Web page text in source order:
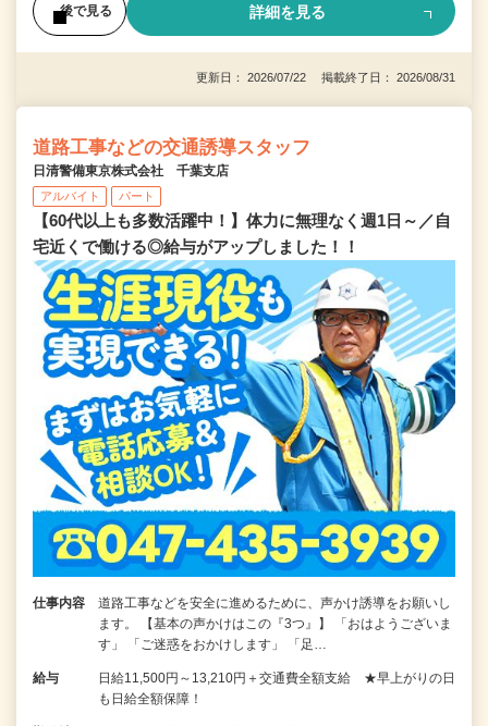
後で見る 詳細を見る
更新日： 2026/07/22 掲載終了日： 2026/08/31
道路工事などの交通誘導スタッフ
日清警備東京株式会社 千葉支店
アルバイト パート
【60代以上も多数活躍中！】体力に無理なく週1日～／自
宅近くで働ける◎給与がアップしました！！
仕事内容
道路工事などを安全に進めるために、声かけ誘導をお願いし
ます。 【基本の声かけはこの『3つ』】 「おはようございま
す」 「ご迷惑をおかけします」 「足…
給与
日給11,500円～13,210円＋交通費全額支給 ★早上がりの日
も日給全額保障！